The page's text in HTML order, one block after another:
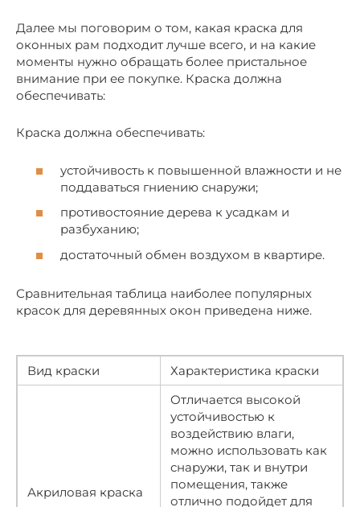
Далее мы поговорим о том, какая краска для
оконных рам подходит лучше всего, и на какие
моменты нужно обращать более пристальное
внимание при ее покупке. Краска должна
обеспечивать:
Краска должна обеспечивать:
устойчивость к повышенной влажности и не
поддаваться гниению снаружи;
противостояние дерева к усадкам и
разбуханию;
достаточный обмен воздухом в квартире.
Сравнительная таблица наиболее популярных
красок для деревянных окон приведена ниже.
Вид краски Характеристика краски
Акриловая краска
Отличается высокой
устойчивостью к
воздействию влаги,
можно использовать как
снаружи, так и внутри
помещения, также
отлично подойдет для